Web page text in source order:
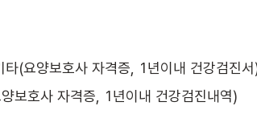
(요양보호사 자격증, 1년이내 건강검진
보호사 자격증, 1년이내 건강검진내역)